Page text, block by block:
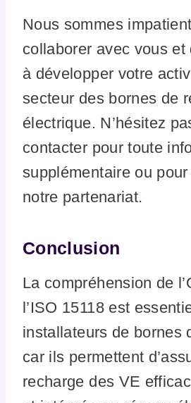
Nous sommes
collaborer avec vous et
à développer votre
secteur des bornes de
électrique. N’hésitez
contacter pour toute
supplémentaire ou
notre partenariat.
Conclusion
La compréhension de
l’ISO 15118 est
installateurs de bornes
car ils permettent
recharge des VE